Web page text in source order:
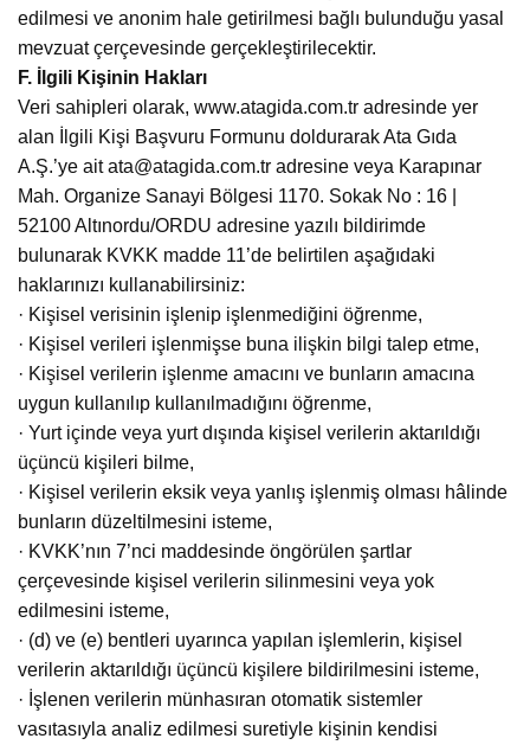
edilmesi ve anonim hale getirilmesi bağlı bulunduğu yasal
mevzuat çerçevesinde gerçekleştirilecektir.
F. İlgili Kişinin Hakları
Veri sahipleri olarak, www.atagida.com.tr adresinde yer
alan İlgili Kişi Başvuru Formunu doldurarak Ata Gıda
A.Ş.’ye ait ata@atagida.com.tr adresine veya Karapınar
Mah. Organize Sanayi Bölgesi 1170. Sokak No : 16 |
52100 Altınordu/ORDU adresine yazılı bildirimde
bulunarak KVKK madde 11’de belirtilen aşağıdaki
haklarınızı kullanabilirsiniz:
· Kişisel verisinin işlenip işlenmediğini öğrenme,
· Kişisel verileri işlenmişse buna ilişkin bilgi talep etme,
· Kişisel verilerin işlenme amacını ve bunların amacına
uygun kullanılıp kullanılmadığını öğrenme,
· Yurt içinde veya yurt dışında kişisel verilerin aktarıldığı
üçüncü kişileri bilme,
· Kişisel verilerin eksik veya yanlış işlenmiş olması hâlinde
bunların düzeltilmesini isteme,
· KVKK’nın 7’nci maddesinde öngörülen şartlar
çerçevesinde kişisel verilerin silinmesini veya yok
edilmesini isteme,
· (d) ve (e) bentleri uyarınca yapılan işlemlerin, kişisel
verilerin aktarıldığı üçüncü kişilere bildirilmesini isteme,
· İşlenen verilerin münhasıran otomatik sistemler
vasıtasıyla analiz edilmesi suretiyle kişinin kendisi